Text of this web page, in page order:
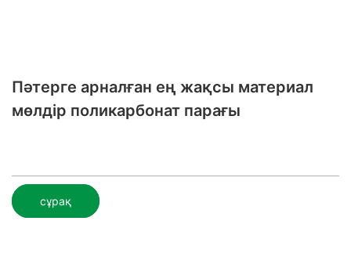
Пәтерге арналған ең жақсы материал
мөлдір поликарбонат парағы
сұрақ